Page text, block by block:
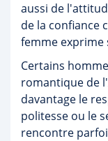
aussi de
de la confiance
femme exprime
Certains
romantique de
davantage le
politesse ou le
rencontre